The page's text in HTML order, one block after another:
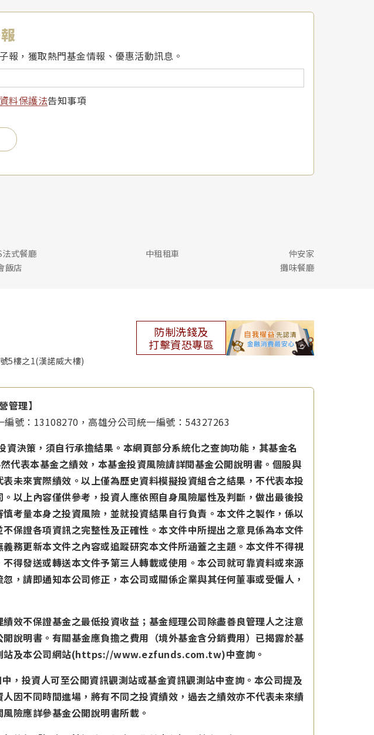
報，獲取熱門基金情報、優惠活動訊息。
料保護法告知事項
法式餐廳 中租租車
仲安家
飯店 攤味餐廳
5樓之1(漢諾威大樓)
防制洗錢及
打擊資恐專區
管理】
號：13108270，高雄分公司統一編號：54327263
決策，須自行承擔結果。本網頁部分系統化之查詢功能，其基金名
代表本基金之績效，本基金投資風險請詳閱基金公開說明書。個股與
未來實際績效。以上僅為歷史資料模擬投資組合之結果，不代表本投
以上內容僅供參考，投資人應依照自身風險屬性及判斷，做出最後投
考量本身之投資風險，並就投資結果自行負責。本文件之製作，係以
保證各項資訊之完整性及正確性。本文件中所提出之意見係為本文件
務更新本文件之內容或追蹤研究本文件所涵蓋之主題。本文件不得視
得發送或轉送本文件予第三人轉載或使用。本公司就可靠資料或來源
，請即通知本公司修正，本公司或關係企業與其任何董事或受僱人，
效不保證基金之最低投資收益；基金經理公司除盡善良管理人之注意
說明書。有關基金應負擔之費用（境外基金含分銷費用）已揭露於基
站及本公司網站(https://www.ezfunds.com.tw)中查詢。
投資人可至公開資訊觀測站或基金資訊觀測站中查詢。本公司提及
因不同時間進場，將有不同之投資績效，過去之績效亦不代表未來績
險應詳參基金公開說明書所載。